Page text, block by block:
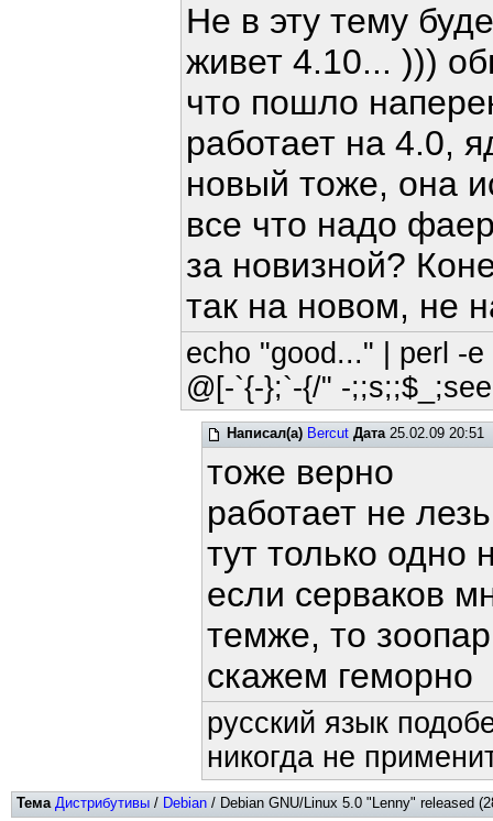
Не в эту тему
живет 4.10... )))
что пошло
работает на 4.0,
новый тоже, она
все что надо
за новизной?
так на новом, не
echo "good..." | perl -
@[-`{-};`-{/" -
Написал(а) Bercut Дата25.02.09 20:51
тоже верно
работает не
тут только одно
если серваков
темже, то
скажем геморно
русский язык
никогда не
Тема Дистрибутивы / Debian / Debian GNU/Linux 5.0 "Lenny" released